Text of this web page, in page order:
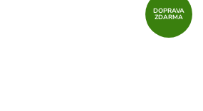
DOPRAVA
ZDARMA